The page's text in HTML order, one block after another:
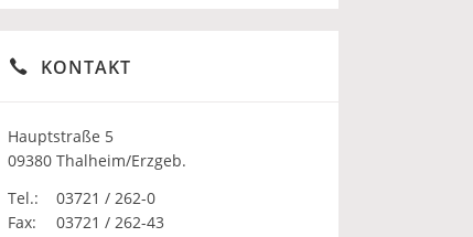
KONTAKT
Hauptstraße 5
09380 Thalheim/Erzgeb.
Tel.:
03721 / 262-0
Fax:
03721 / 262-43